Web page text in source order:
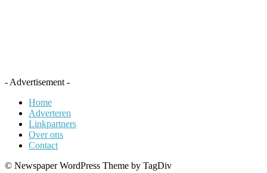
- Advertisement -
Home
Adverteren
Linkpartners
Over ons
Contact
© Newspaper WordPress Theme by TagDiv